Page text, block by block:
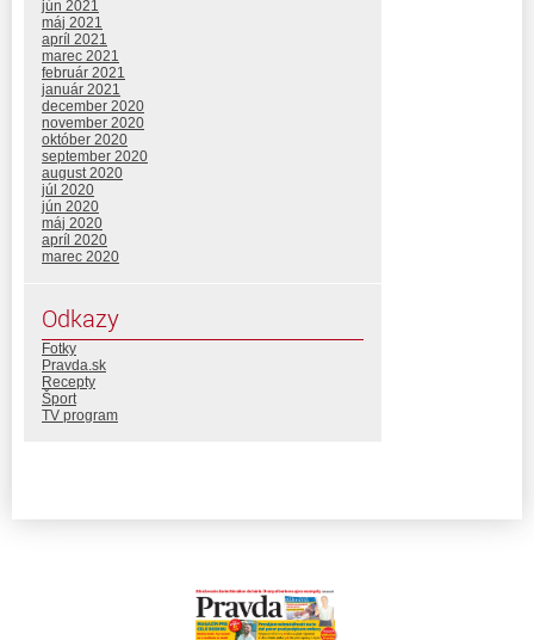
jún 2021
máj 2021
apríl 2021
marec 2021
február 2021
január 2021
december 2020
november 2020
október 2020
september 2020
august 2020
júl 2020
jún 2020
máj 2020
apríl 2020
marec 2020
Odkazy
Fotky
Pravda.sk
Recepty
Šport
TV program